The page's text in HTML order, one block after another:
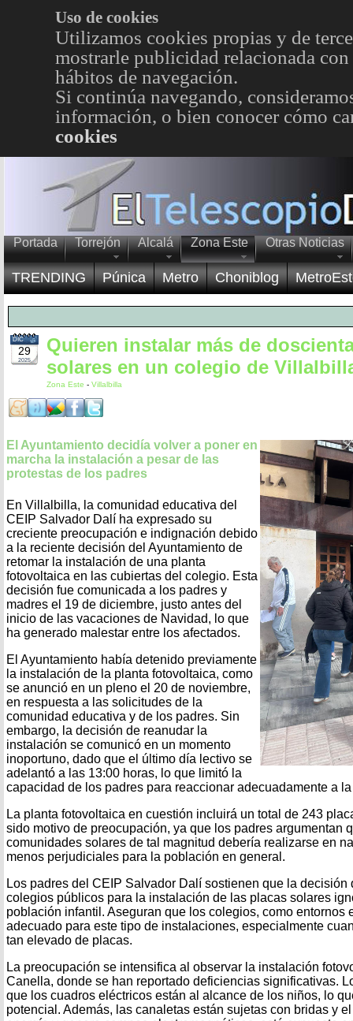
Uso de cookies
Utilizamos cookies propias y de
mostrarle publicidad relacionada
hábitos de navegación.
Si continúa navegando,
información, o bien conocer cómo
cookies
Portada Torrejón Alcalá Zona Este Otras Noticias
TRENDING Púnica Metro Choniblog
29
DIC
2025
Quieren instalar más de
solares en un colegio de
Zona Este - Villalbilla
El Ayuntamiento decidía volver a poner en
marcha la instalación a pesar de las
protestas de los padres
En Villalbilla, la comunidad educativa del
CEIP Salvador Dalí ha expresado su
creciente preocupación e indignación debido
a la reciente decisión del Ayuntamiento de
retomar la instalación de una planta
fotovoltaica en las cubiertas del colegio. Esta
decisión fue comunicada a los padres y
madres el 19 de diciembre, justo antes del
inicio de las vacaciones de Navidad, lo que
ha generado malestar entre los afectados.
El Ayuntamiento había detenido previamente
la instalación de la planta fotovoltaica, como
se anunció en un pleno el 20 de noviembre,
en respuesta a las solicitudes de la
comunidad educativa y de los padres. Sin
embargo, la decisión de reanudar la
instalación se comunicó en un momento
inoportuno, dado que el último día lectivo se
adelantó a las 13:00 horas, lo que limitó la
capacidad de los padres para reaccionar adecuadamente a
La planta fotovoltaica en cuestión incluirá un total de 243
sido motivo de preocupación, ya que los padres argumentan
comunidades solares de tal magnitud debería realizarse en
menos perjudiciales para la población en general.
Los padres del CEIP Salvador Dalí sostienen que la decisión
colegios públicos para la instalación de las placas solares
población infantil. Aseguran que los colegios, como entornos
adecuado para este tipo de instalaciones, especialmente
tan elevado de placas.
La preocupación se intensifica al observar la instalación
Canella, donde se han reportado deficiencias significativas.
que los cuadros eléctricos están al alcance de los niños, lo
potencial. Además, las canaletas están sujetas con bridas y